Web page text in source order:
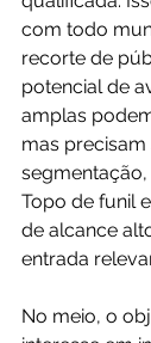
com todo
recorte de
potencial de
amplas
mas
Topo de funil
de alcance
entrada
No meio, o